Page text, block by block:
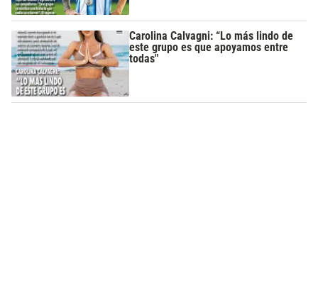
Carolina Calvagni: “Lo más lindo de
este grupo es que apoyamos entre
todas"